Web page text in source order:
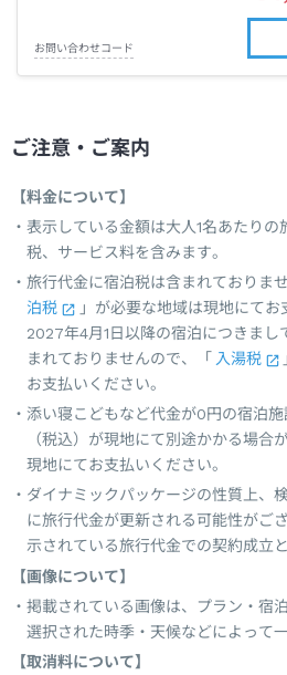
お問い合わせコード
ご注意・ご案内
【料金について】
表示している金額は大人1名あたり
税、サービス料を含みます。
旅行代金に宿泊税は含まれておりま
泊税
」が必要な地域は現地にてお
2027年4月1日以降の宿泊につきま
まれておりませんので、「 入湯税
お支払いください。
添い寝こどもなど代金が0円の宿泊
（税込）が現地にて別途かかる場合
現地にてお支払いください。
ダイナミックパッケージの性質上、
に旅行代金が更新される可能性がご
示されている旅行代金での契約成立と
【画像について】
掲載されている画像は、プラン・宿
選択された時季・天候などによって
【取消料について】